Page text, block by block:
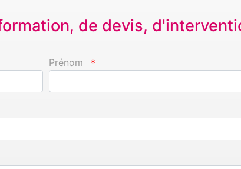
de devis,
Prénom *